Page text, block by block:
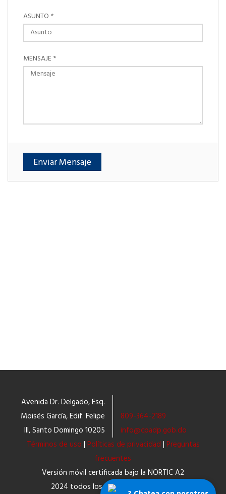
ASUNTO *
MENSAJE *
Avenida Dr. Delgado, Esq.
Moisés García, Edif. Felipe
III, Santo Domingo 10205
809-364-2189
info@cpadp.gob.do
Términos de uso | Políticas de privacidad | Preguntas
frecuentes
Versión móvil certificada bajo la NORTIC A2
2024 todos los derechos reservados.